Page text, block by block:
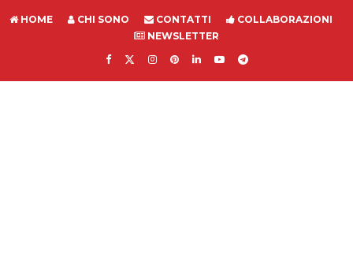
HOME CHI SONO CONTATTI
COLLABORAZIONI
NEWSLETTER